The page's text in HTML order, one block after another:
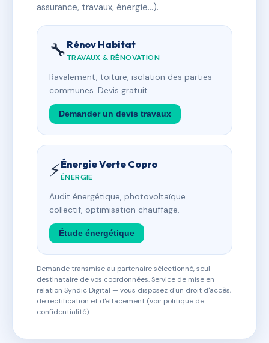
assurance, travaux, énergie…).
🔧 Rénov Habitat
TRAVAUX & RÉNOVATION
Ravalement, toiture, isolation des parties
communes. Devis gratuit.
Demander un devis travaux
⚡Énergie Verte Copro
ÉNERGIE
Audit énergétique, photovoltaïque
collectif, optimisation chauffage.
Étude énergétique
Demande transmise au partenaire sélectionné, seul
destinataire de vos coordonnées. Service de mise en
relation Syndic Digital — vous disposez d'un droit d'accès,
de rectification et d'effacement (voir politique de
confidentialité).